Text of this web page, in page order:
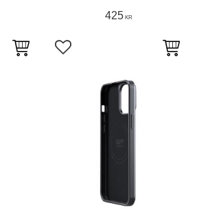
425KR
Lägg till i favoriter